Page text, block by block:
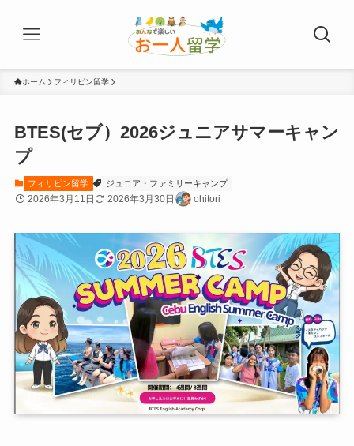
ホーム フィリピン留学
BTES(セブ）2026ジュニアサマーキャン
プ
フィリピン留学 ジュニア・ファミリーキャンプ
2026年3月11日 2026年3月30日 ohitori